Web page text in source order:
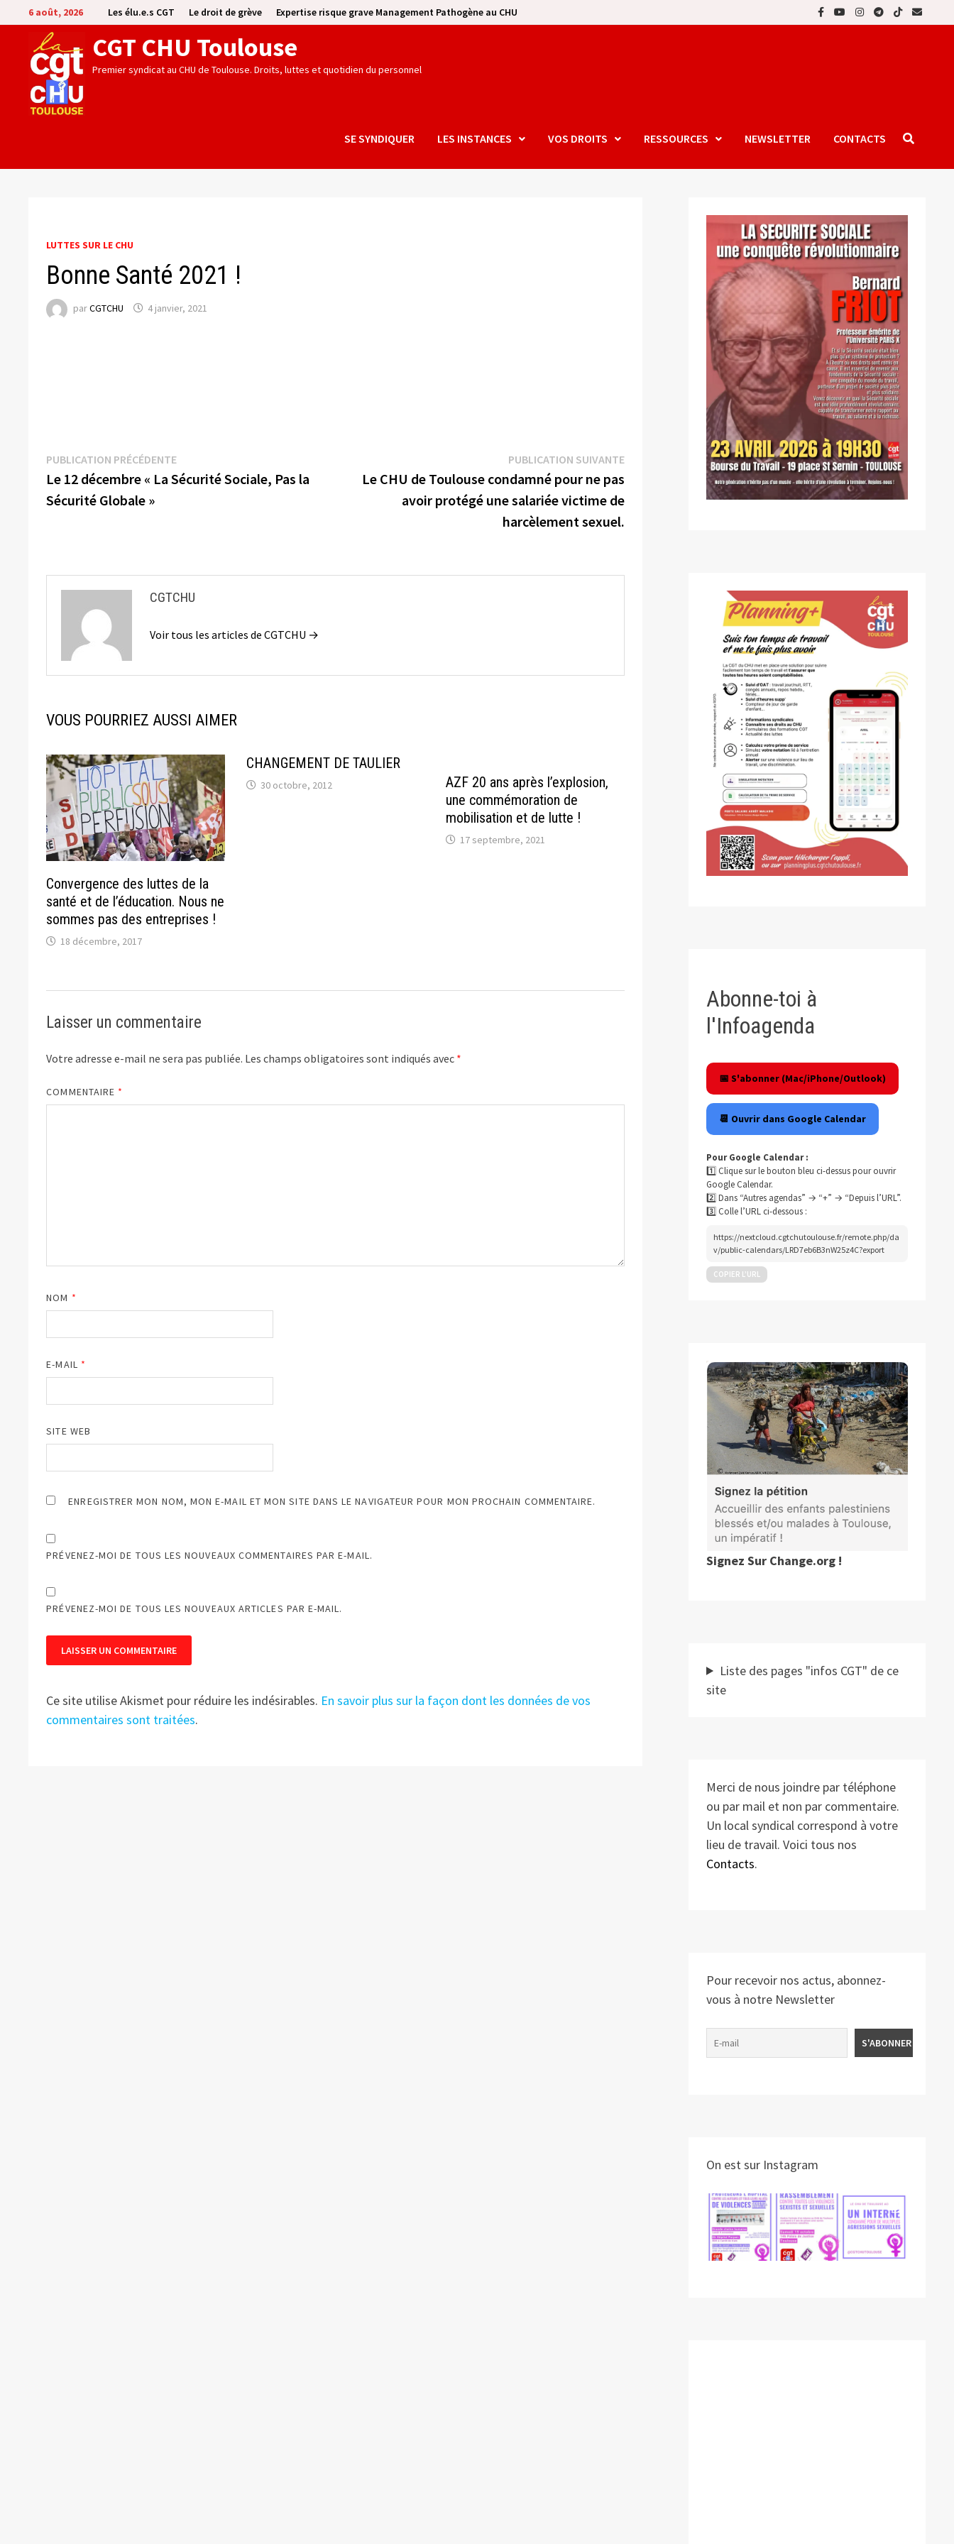
Passer
au
contenu
6 août, 2026 Les élu.e.s CGT Le droit de grève Expertise risque grave Management Pathogène au CHU
CGT CHU Toulouse
Premier syndicat au CHU de Toulouse. Droits, luttes et quotidien du personnel
SE SYNDIQUER LES INSTANCES VOS DROITS RESSOURCES NEWSLETTER CONTACTS
LUTTES SUR LE CHU
Bonne Santé 2021 !
parCGTCHU 4 janvier, 2021
Navigation
de
PUBLICATION PRÉCÉDENTEPublication
précédente :
Le 12 décembre « La Sécurité Sociale, Pas la
Sécurité Globale »
PUBLICATION SUIVANTEPublication
suivante :
Le CHU de Toulouse condamné pour ne pas
avoir protégé une salariée victime de
harcèlement sexuel.
CGTCHU
Voir tous les articles de CGTCHU →
VOUS POURRIEZ AUSSI AIMER
Convergence des luttes de la
santé et de l’éducation. Nous ne
sommes pas des entreprises !
18 décembre, 2017
CHANGEMENT DE TAULIER
30 octobre, 2012
AZF 20 ans après l’explosion,
une commémoration de
mobilisation et de lutte !
17 septembre, 2021
Laisser un commentaire
Votre adresse e-mail ne sera pas publiée. Les champs obligatoires sont indiqués avec *
COMMENTAIRE *
NOM *
E-MAIL *
SITE WEB
ENREGISTRER MON NOM, MON E-MAIL ET MON SITE DANS LE NAVIGATEUR POUR MON PROCHAIN COMMENTAIRE.
PRÉVENEZ-MOI DE TOUS LES NOUVEAUX COMMENTAIRES PAR E-MAIL.
PRÉVENEZ-MOI DE TOUS LES NOUVEAUX ARTICLES PAR E-MAIL.
Ce site utilise Akismet pour réduire les indésirables. En savoir plus sur la façon dont les données de vos
commentaires sont traitées.
Abonne-toi à
l'Infoagenda
📅 S'abonner (Mac/iPhone/Outlook)
📆 Ouvrir dans Google Calendar
Pour Google Calendar :
1️⃣ Clique sur le bouton bleu ci-dessus pour ouvrir
Google Calendar.
2️⃣ Dans “Autres agendas” → “+” → “Depuis l’URL”.
3️⃣ Colle l’URL ci-dessous :
https://nextcloud.cgtchutoulouse.fr/remote.php/da
v/public-calendars/LRD7eb6B3nW25z4C?export
COPIER L’URL
Signez Sur Change.org !
Liste des pages "infos CGT" de ce
site
Merci de nous joindre par téléphone
ou par mail et non par commentaire.
Un local syndical correspond à votre
lieu de travail. Voici tous nos
Contacts.
Pour recevoir nos actus, abonnez-
vous à notre Newsletter
On est sur Instagram